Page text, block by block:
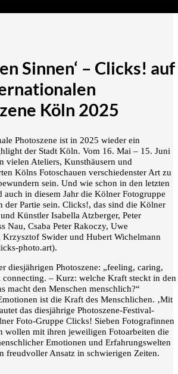
Sinnen‘ – Clicks! auf
Köln 2025
Photoszene ist in 2025 wieder ein
der Stadt Köln. Vom 16. Mai – 15. Juni
vielen Ateliers, Kunsthäusern und
Kölns Fotoschauen verschiedenster Art zu
sein. Und wie schon in den letzten
auch in diesem Jahr die Kölner Fotogruppe
der Partie sein. Clicks!, das sind die Kölner
Künstler Isabella Atzberger, Peter
Nau, Csaba Peter Rakoczy, Uwe
Krzysztof Swider und Hubert Wichelmann
photo.art).
diesjährigen Photoszene: „feeling, caring,
– Kurz: welche Kraft steckt in den
macht den Menschen menschlich?“
ist die Kraft des Menschlichen. ‚Mit
das diesjährige Photoszene-Festival-
Foto-Gruppe Clicks! Sieben Fotografinnen
wollen mit ihren jeweiligen Fotoarbeiten die
Emotionen und Erfahrungswelten
freudvoller Ansatz in schwierigen Zeiten.